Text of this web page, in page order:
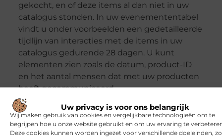
Uw privacy is voor ons belangrijk
Wij maken gebruik van cookies en vergelijkbare technologieën om te
begrijpen hoe u onze website gebruikt en om uw ervaring te
Deze cookies kunnen worden ingezet voor verschillende doeleinden,
gekocht, en of deze items al dan niet in uw
catalogus stonden. In uw evenemententabel
vindt u onder voorbeelden een gedetailleerde
tijdlijn van interacties met de items in uw
catalogus gedurende 28 dagen. U kunt
elementen zien zoals de datum, product-ID
en het aantal mensen dat met uw producten
heeft gecommuniceerd.
De match rate is
https://zicht.nl/